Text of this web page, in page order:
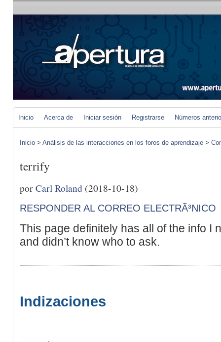
Inicio Acerca de Iniciar sesión Registrarse Números
Inicio > Análisis de las interacciones en los foros de aprendizaje >
terrify
porCarl Roland (2018-10-18)
RESPONDER AL CORREO ELECTRÃ³NICO
This page definitely has all of the info I
and didn’t know who to ask.
Indizaciones